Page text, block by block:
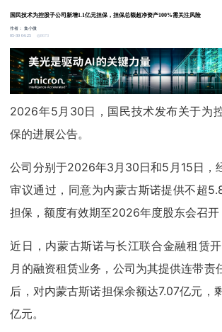
国民技术为控股子公司新增1.1亿元担保，担保总额超净资产100%需关注风险
作者：集小微
05-30 04:25
8673
2026年5月30日，国民技术发布关于为
保的进展公告。
公司分别于2026年3月30日和5月15日，
审议通过，同意为内蒙古斯诺提供不超
担保，额度有效期至2026年度股东会召开
近日，内蒙古斯诺与长江联合金融租赁
月的融资租赁业务，公司为其提供连带责
后，对内蒙古斯诺担保余额达7.07亿元，
亿元。